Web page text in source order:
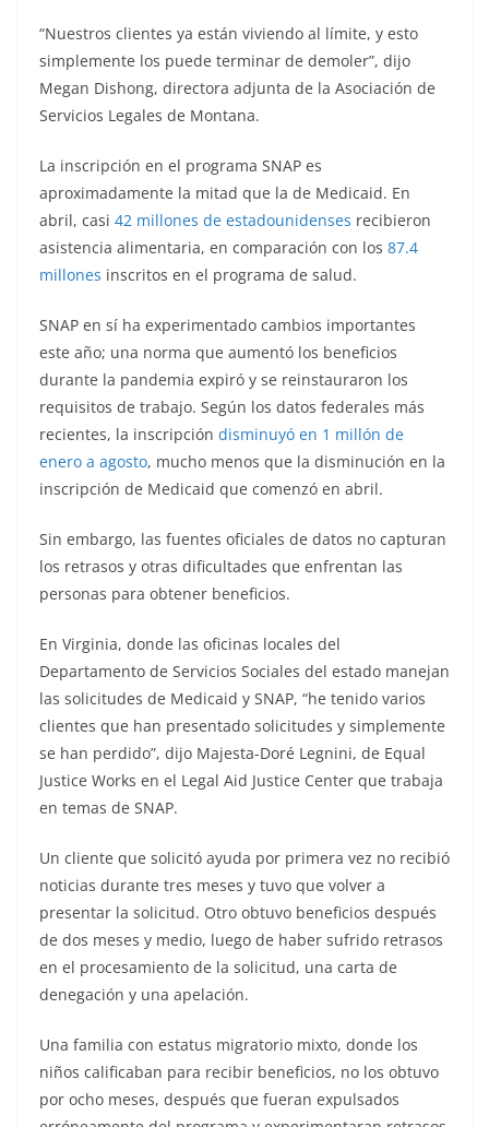
“Nuestros clientes ya están viviendo al límite, y esto
simplemente los puede terminar de demoler”, dijo
Megan Dishong, directora adjunta de la Asociación de
Servicios Legales de Montana.
La inscripción en el programa SNAP es
aproximadamente la mitad que la de Medicaid. En
abril, casi 42 millones de estadounidenses recibieron
asistencia alimentaria, en comparación con los 87.4
millones inscritos en el programa de salud.
SNAP en sí ha experimentado cambios importantes
este año; una norma que aumentó los beneficios
durante la pandemia expiró y se reinstauraron los
requisitos de trabajo. Según los datos federales más
recientes, la inscripción disminuyó en 1 millón de
enero a agosto, mucho menos que la disminución en la
inscripción de Medicaid que comenzó en abril.
Sin embargo, las fuentes oficiales de datos no capturan
los retrasos y otras dificultades que enfrentan las
personas para obtener beneficios.
En Virginia, donde las oficinas locales del
Departamento de Servicios Sociales del estado manejan
las solicitudes de Medicaid y SNAP, “he tenido varios
clientes que han presentado solicitudes y simplemente
se han perdido”, dijo Majesta-Doré Legnini, de Equal
Justice Works en el Legal Aid Justice Center que trabaja
en temas de SNAP.
Un cliente que solicitó ayuda por primera vez no recibió
noticias durante tres meses y tuvo que volver a
presentar la solicitud. Otro obtuvo beneficios después
de dos meses y medio, luego de haber sufrido retrasos
en el procesamiento de la solicitud, una carta de
denegación y una apelación.
Una familia con estatus migratorio mixto, donde los
niños calificaban para recibir beneficios, no los obtuvo
por ocho meses, después que fueran expulsados